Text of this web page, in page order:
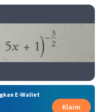
E-Wallet
Klaim